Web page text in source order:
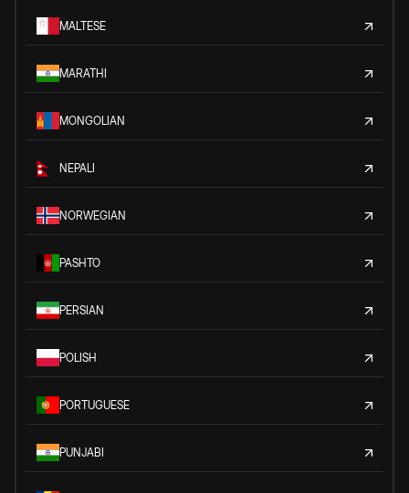
MALTESE
MARATHI
MONGOLIAN
NEPALI
NORWEGIAN
PASHTO
PERSIAN
POLISH
PORTUGUESE
PUNJABI